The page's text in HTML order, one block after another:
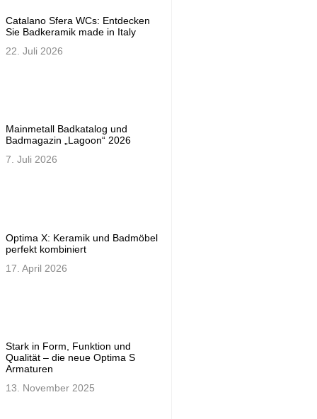
Catalano Sfera WCs: Entdecken
Sie Badkeramik made in Italy
22. Juli 2026
Mainmetall Badkatalog und
Badmagazin „Lagoon“ 2026
7. Juli 2026
Optima X: Keramik und Badmöbel
perfekt kombiniert
17. April 2026
Stark in Form, Funktion und
Qualität – die neue Optima S
Armaturen
13. November 2025